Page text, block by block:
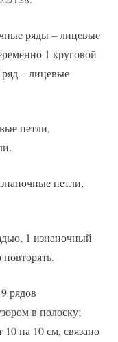
ряды – лицевые
1 круговой
– лицевые
петли,
петли,
1 изнаночный
рядов
в полоску;
10 на 10 см, связано